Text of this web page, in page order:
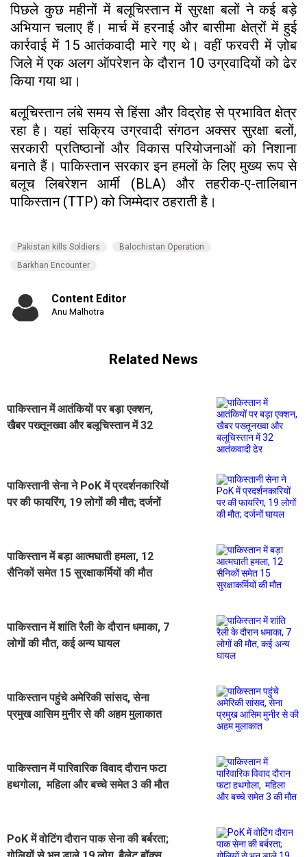
पिछले कुछ महीनों में बलूचिस्तान में सुरक्षा बलों ने कई बड़े
अभियान चलाए हैं। मार्च में हरनाई और बासीमा क्षेत्रों में हुई
कार्रवाई में 15 आतंकवादी मारे गए थे। वहीं फरवरी में ज़ोब
जिले में एक अलग ऑपरेशन के दौरान 10 उग्रवादियों को ढेर
किया गया था।
बलूचिस्तान लंबे समय से हिंसा और विद्रोह से प्रभावित क्षेत्र
रहा है। यहां सक्रिय उग्रवादी संगठन अक्सर सुरक्षा बलों,
सरकारी प्रतिष्ठानों और विकास परियोजनाओं को निशाना
बनाते हैं। पाकिस्तान सरकार इन हमलों के लिए मुख्य रूप से
बलूच लिबरेशन आर्मी (BLA) और तहरीक-ए-तालिबान
पाकिस्तान (TTP) को जिम्मेदार ठहराती है।
Pakistan kills Soldiers
Balochistan Operation
Barkhan Encounter
Content Editor
Anu Malhotra
Related News
पाकिस्तान में आतंकियों पर बड़ा एक्शन,
खैबर पख्तूनख्वा और बलूचिस्तान में 32
पाकिस्तानी सेना ने PoK में प्रदर्शनकारियों
पर की फायरिंग, 19 लोगों की मौत; दर्जनों
पाकिस्तान में बड़ा आत्मघाती हमला, 12
सैनिकों समेत 15 सुरक्षाकर्मियों की मौत
पाकिस्तान में शांति रैली के दौरान धमाका, 7
लोगों की मौत, कई अन्य घायल
पाकिस्तान पहुंचे अमेरिकी सांसद, सेना
प्रमुख आसिम मुनीर से की अहम मुलाकात
पाकिस्तान में पारिवारिक विवाद दौरान फटा
हथगोला, महिला और बच्चे समेत 3 की मौत
PoK में वोटिंग दौरान पाक सेना की बर्बरता;